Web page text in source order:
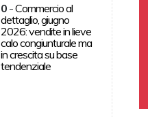
0 -Commercio al
dettaglio, giugno
2026: vendite in lieve
calo congiunturale ma
in crescita su base
tendenziale